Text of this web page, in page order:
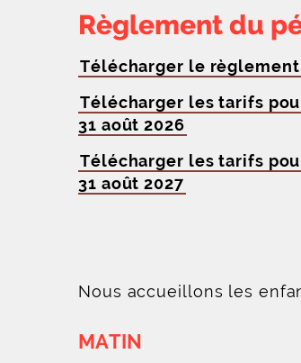
Règlement du
Télécharger le règlement
Télécharger les tarifs
31 août 2026
Télécharger les tarifs
31 août 2027
Nous accueillons les
MATIN